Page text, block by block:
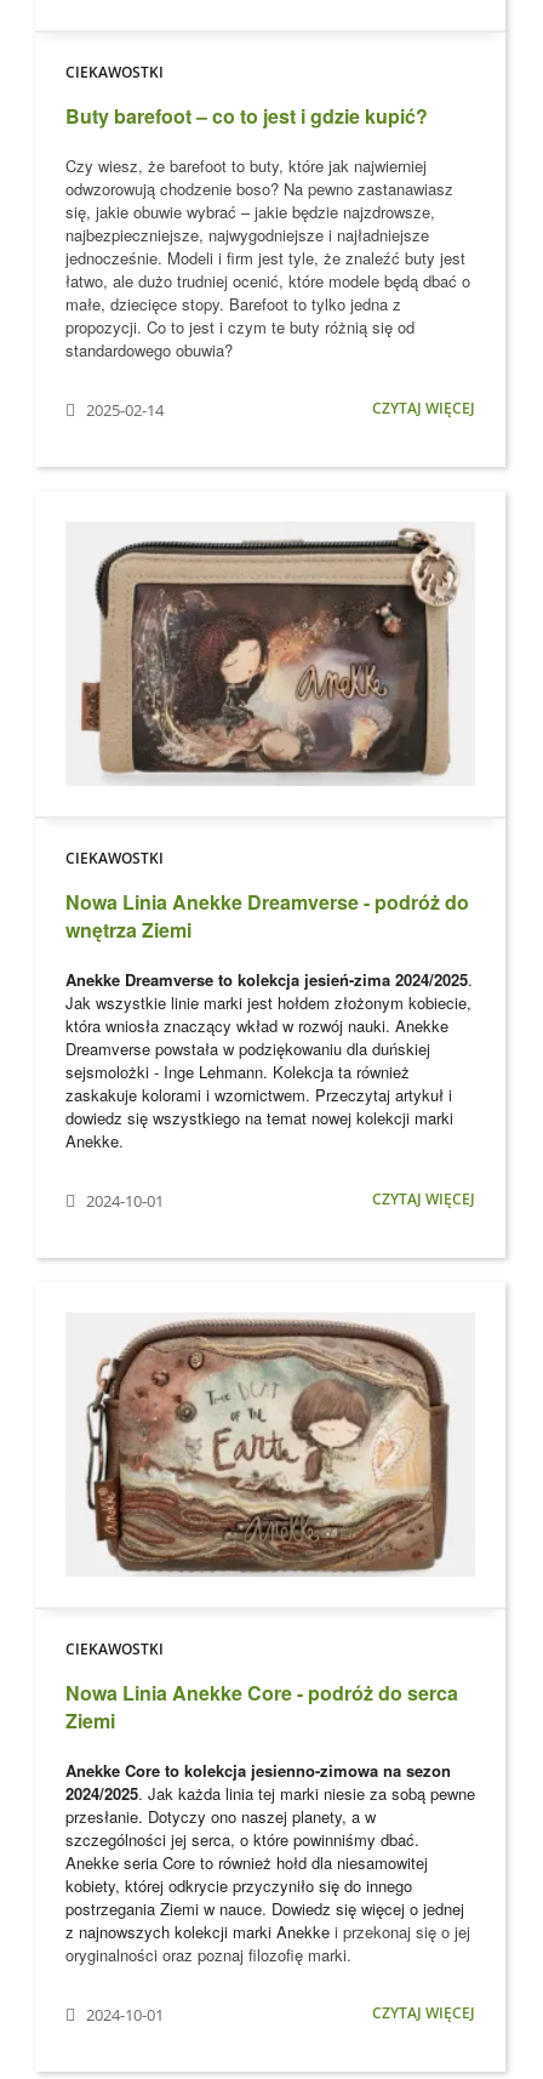
CIEKAWOSTKI
Buty barefoot – co to jest i gdzie kupić?
Czy wiesz, że barefoot to buty, które jak najwierniej
odwzorowują chodzenie boso? Na pewno zastanawiasz
się, jakie obuwie wybrać – jakie będzie najzdrowsze,
najbezpieczniejsze, najwygodniejsze i najładniejsze
jednocześnie. Modeli i firm jest tyle, że znaleźć buty jest
łatwo, ale dużo trudniej ocenić, które modele będą dbać o
małe, dziecięce stopy. Barefoot to tylko jedna z
propozycji. Co to jest i czym te buty różnią się od
standardowego obuwia?
2025-02-14 CZYTAJ WIĘCEJ
CIEKAWOSTKI
Nowa Linia Anekke Dreamverse - podróż do
wnętrza Ziemi
Anekke Dreamverse to kolekcja jesień-zima 2024/2025.
Jak wszystkie linie marki jest hołdem złożonym kobiecie,
która wniosła znaczący wkład w rozwój nauki. Anekke
Dreamverse powstała w podziękowaniu dla duńskiej
sejsmolożki - Inge Lehmann. Kolekcja ta również
zaskakuje kolorami i wzornictwem. Przeczytaj artykuł i
dowiedz się wszystkiego na temat nowej kolekcji marki
Anekke.
2024-10-01 CZYTAJ WIĘCEJ
CIEKAWOSTKI
Nowa Linia Anekke Core - podróż do serca
Ziemi
Anekke Core to kolekcja jesienno-zimowa na sezon
2024/2025. Jak każda linia tej marki niesie za sobą pewne
przesłanie. Dotyczy ono naszej planety, a w
szczególności jej serca, o które powinniśmy dbać.
Anekke seria Core to również hołd dla niesamowitej
kobiety, której odkrycie przyczyniło się do innego
postrzegania Ziemi w nauce. Dowiedz się więcej o jednej
z najnowszych kolekcji marki Anekke i przekonaj się o jej
oryginalności oraz poznaj filozofię marki.
2024-10-01 CZYTAJ WIĘCEJ